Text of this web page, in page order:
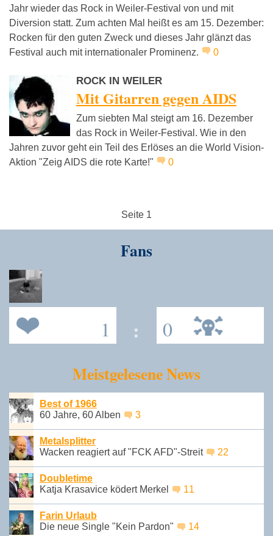
Jahr wieder das Rock in Weiler-Festival von und mit
Diversion statt. Zum achten Mal heißt es am 15. Dezember:
Rocken für den guten Zweck und dieses Jahr glänzt das
Festival auch mit internationaler Prominenz.
0
ROCK IN WEILER
Mit Gitarren gegen AIDS
Zum siebten Mal steigt am 16. Dezember
das Rock in Weiler-Festival. Wie in den
Jahren zuvor geht ein Teil des Erlöses an die World Vision-
Aktion "Zeig AIDS die rote Karte!"
0
Seite 1
Fans
1 : 0
Meistgelesene News
Best of 1966
60 Jahre, 60 Alben
3
Metalsplitter
Wacken reagiert auf "FCK AFD"-Streit
22
Doubletime
Katja Krasavice ködert Merkel
11
Farin Urlaub
Die neue Single "Kein Pardon"
14